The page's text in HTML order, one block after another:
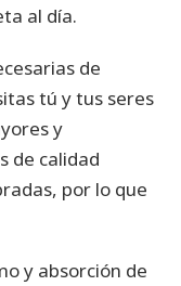
al día.
de
tú y tus seres
y
de calidad
por lo que
y absorción de